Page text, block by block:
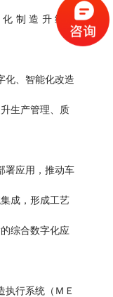
制造升级转
化、智能化改造
生产管理、质
署应用，推动车
成，形成工艺
综合数字化应
执行系统（ＭＥ